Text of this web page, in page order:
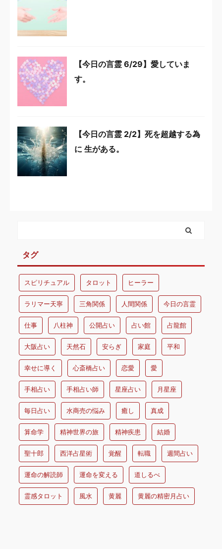
【今日の言霊 6/29】愛していま
す。
【今日の言霊 2/2】死を超越する為
に 生がある。
タグ
スピリチュアル タロット ヒーラー
ラリマー天寧 三角関係 人間関係 今日の言霊
仕事 八柱神 公開占い 占い館 占龍館
大阪占い 天然石 安らぎ 家庭 平和
幸せに導く 心斎橋占い 恋愛 愛
手相占い 手相占い師 星座占い 月星座
毎日占い 水商売の悩み 癒し 真成
算命学 精神世界の旅 精神疾患 結婚
聖十郎 西洋占星術 覚醒 転職 週間占い
運命の解読師 運命を変える 道しるべ
霊感タロット 風水 黄麗 黄麗の精密月占い